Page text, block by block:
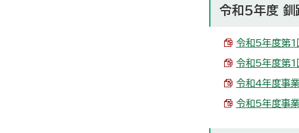
令和5年度 釧
令和5年度第1
令和5年度第1
令和4年度事
令和5年度事